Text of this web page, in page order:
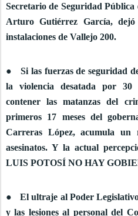
Secretario de Seguridad
Arturo Gutiérrez García, dejó
instalaciones de Vallejo 200.
● Si las fuerzas de seguridad
la violencia desatada por 30
contener las matanzas del
primeros 17 meses del
Carreras López, acumula un
asesinatos. Y la actual
LUIS POTOSÍ NO HAY
● El ultraje al Poder
y las lesiones al personal del